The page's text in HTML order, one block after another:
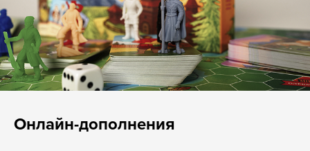
Онлайн-дополнения